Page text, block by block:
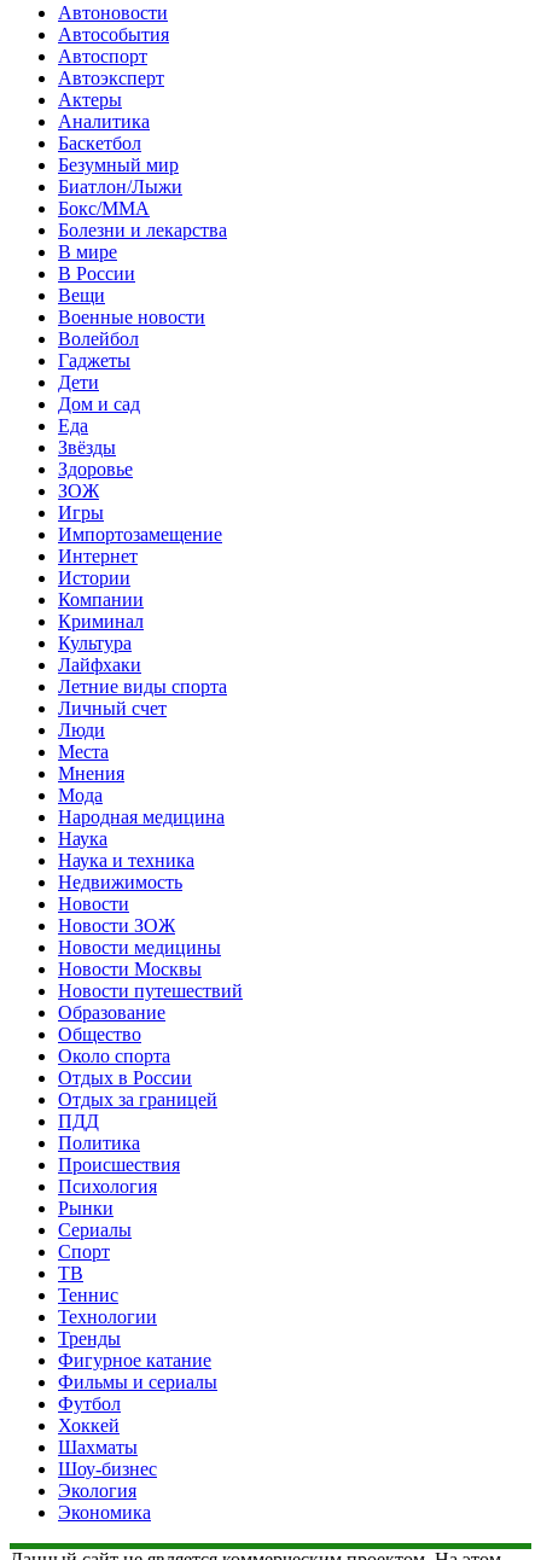
Автоновости
Автособытия
Автоспорт
Автоэксперт
Актеры
Аналитика
Баскетбол
Безумный мир
Биатлон/Лыжи
Бокс/MMA
Болезни и лекарства
В мире
В России
Вещи
Военные новости
Волейбол
Гаджеты
Дети
Дом и сад
Еда
Звёзды
Здоровье
ЗОЖ
Игры
Импортозамещение
Интернет
Истории
Компании
Криминал
Культура
Лайфхаки
Летние виды спорта
Личный счет
Люди
Места
Мнения
Мода
Народная медицина
Наука
Наука и техника
Недвижимость
Новости
Новости ЗОЖ
Новости медицины
Новости Москвы
Новости путешествий
Образование
Общество
Около спорта
Отдых в России
Отдых за границей
ПДД
Политика
Происшествия
Психология
Рынки
Сериалы
Спорт
ТВ
Теннис
Технологии
Тренды
Фигурное катание
Фильмы и сериалы
Футбол
Хоккей
Шахматы
Шоу-бизнес
Экология
Экономика